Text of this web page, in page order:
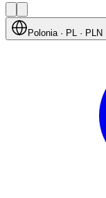
Polonia· PL · PLN